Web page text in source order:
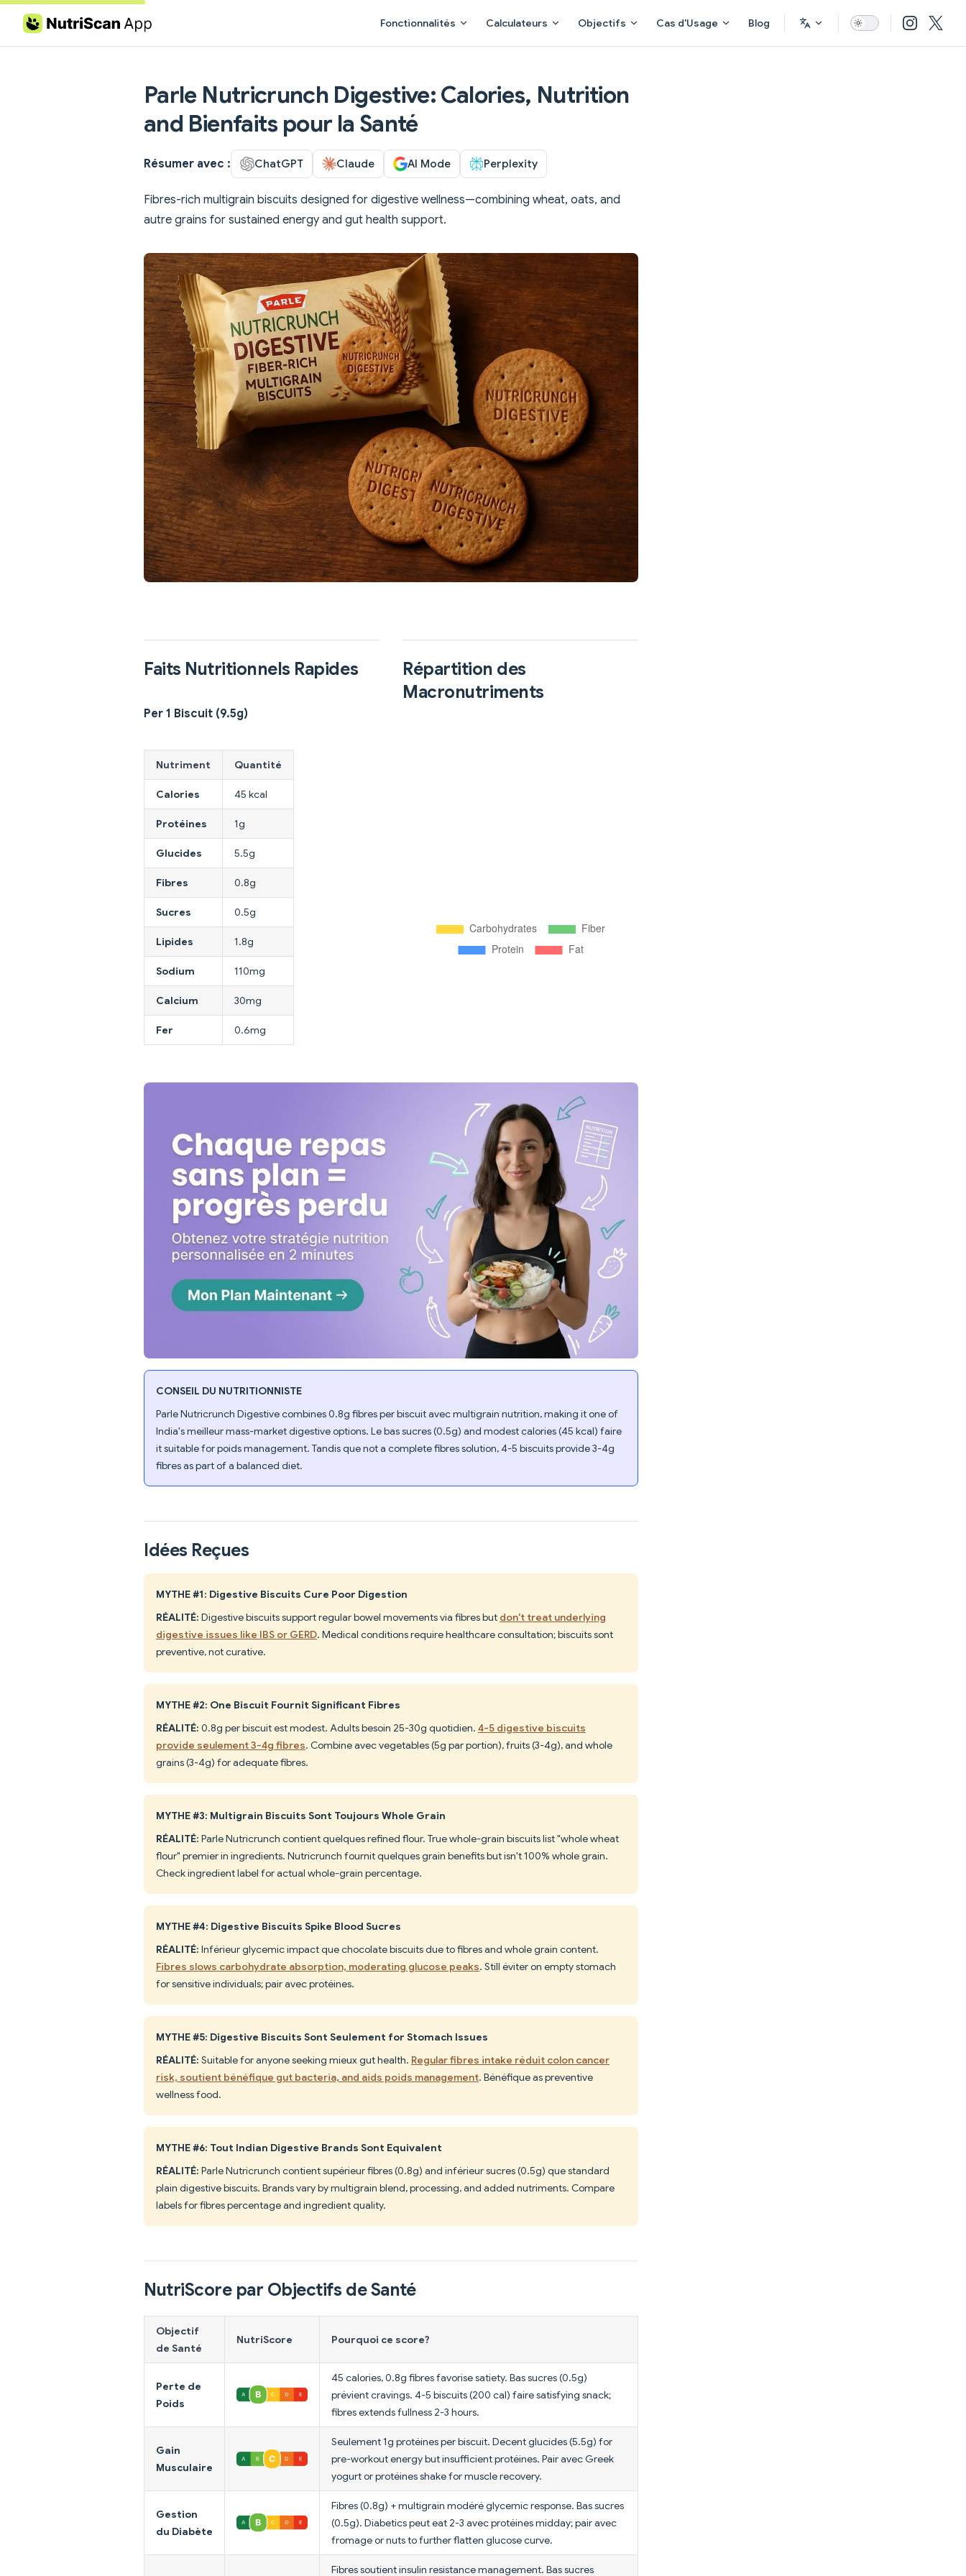
Skip to content Fonctionnalités Calculateurs Objectifs Cas d'Usage Blog
Parle Nutricrunch Digestive: Calories, Nutrition
and Bienfaits pour la Santé
Résumer avec : ChatGPT Claude AI Mode Perplexity
Fibres-rich multigrain biscuits designed for digestive wellness—combining wheat, oats, and
autre grains for sustained energy and gut health support.
Faits Nutritionnels Rapides
Per 1 Biscuit (9.5g)
Nutriment Quantité
Calories 45 kcal
Protéines 1g
Glucides 5.5g
Fibres 0.8g
Sucres 0.5g
Lipides 1.8g
Sodium 110mg
Calcium 30mg
Fer 0.6mg
Répartition des
Macronutriments
CONSEIL DU NUTRITIONNISTE
Parle Nutricrunch Digestive combines 0.8g fibres per biscuit avec multigrain nutrition, making it one of
India's meilleur mass-market digestive options. Le bas sucres (0.5g) and modest calories (45 kcal) faire
it suitable for poids management. Tandis que not a complete fibres solution, 4-5 biscuits provide 3-4g
fibres as part of a balanced diet.
Idées Reçues
MYTHE #1: Digestive Biscuits Cure Poor Digestion
RÉALITÉ: Digestive biscuits support regular bowel movements via fibres but don't treat underlying
digestive issues like IBS or GERD. Medical conditions require healthcare consultation; biscuits sont
preventive, not curative.
MYTHE #2: One Biscuit Fournit Significant Fibres
RÉALITÉ: 0.8g per biscuit est modest. Adults besoin 25-30g quotidien. 4-5 digestive biscuits
provide seulement 3-4g fibres. Combine avec vegetables (5g par portion), fruits (3-4g), and whole
grains (3-4g) for adequate fibres.
MYTHE #3: Multigrain Biscuits Sont Toujours Whole Grain
RÉALITÉ: Parle Nutricrunch contient quelques refined flour. True whole-grain biscuits list "whole wheat
flour" premier in ingredients. Nutricrunch fournit quelques grain benefits but isn't 100% whole grain.
Check ingredient label for actual whole-grain percentage.
MYTHE #4: Digestive Biscuits Spike Blood Sucres
RÉALITÉ: Inférieur glycemic impact que chocolate biscuits due to fibres and whole grain content.
Fibres slows carbohydrate absorption, moderating glucose peaks. Still éviter on empty stomach
for sensitive individuals; pair avec protéines.
MYTHE #5: Digestive Biscuits Sont Seulement for Stomach Issues
RÉALITÉ: Suitable for anyone seeking mieux gut health. Regular fibres intake réduit colon cancer
risk, soutient bénéfique gut bacteria, and aids poids management. Bénéfique as preventive
wellness food.
MYTHE #6: Tout Indian Digestive Brands Sont Equivalent
RÉALITÉ: Parle Nutricrunch contient supérieur fibres (0.8g) and inférieur sucres (0.5g) que standard
plain digestive biscuits. Brands vary by multigrain blend, processing, and added nutriments. Compare
labels for fibres percentage and ingredient quality.
NutriScore par Objectifs de Santé
Objectif
de Santé
NutriScore Pourquoi ce score?
Perte de
Poids
45 calories, 0.8g fibres favorise satiety. Bas sucres (0.5g)
prévient cravings. 4-5 biscuits (200 cal) faire satisfying snack;
fibres extends fullness 2-3 hours.
Gain
Musculaire
Seulement 1g protéines per biscuit. Decent glucides (5.5g) for
pre-workout energy but insufficient protéines. Pair avec Greek
yogurt or protéines shake for muscle recovery.
Gestion
du Diabète
Fibres (0.8g) + multigrain modéré glycemic response. Bas sucres
(0.5g). Diabetics peut eat 2-3 avec protéines midday; pair avec
fromage or nuts to further flatten glucose curve.
Fibres soutient insulin resistance management. Bas sucres